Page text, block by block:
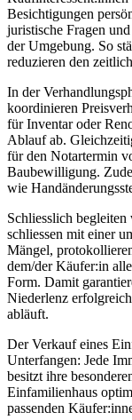
Besichtigungen
juristische Fragen
der Umgebung. So
reduzieren den
In der
koordinieren
für Inventar oder
Ablauf ab.
für den Notartermin
Baubewilligung.
wie
Schliesslich
schliessen mit einer
Mängel,
dem/der Käufer:in
Form. Damit
Niederlenz
abläuft.
Der Verkauf eines
Unterfangen: Jede
besitzt ihre
Einfamilienhaus
passenden